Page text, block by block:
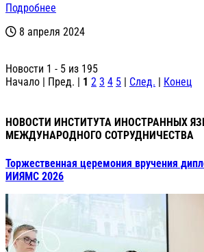
Подробнее
8 апреля 2024
Новости 1 - 5 из 195
Начало | Пред. | 1 2 3 4 5 | След. | Конец
НОВОСТИ ИНСТИТУТА ИНОСТРАННЫХ
МЕЖДУНАРОДНОГО СОТРУДНИЧЕСТВА
Торжественная церемония вручения
ИИЯМС 2026